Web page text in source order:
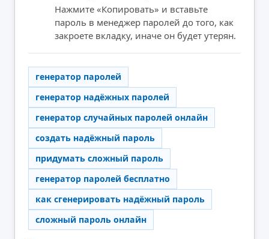
Нажмите «Копировать» и вставьте
пароль в менеджер паролей до того, как
закроете вкладку, иначе он будет утерян.
генератор паролей
генератор надёжных паролей
генератор случайных паролей онлайн
создать надёжный пароль
придумать сложный пароль
генератор паролей бесплатно
как сгенерировать надёжный пароль
сложный пароль онлайн